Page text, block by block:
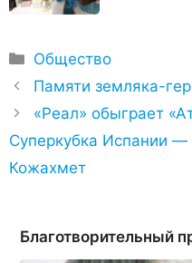
Рубрики
Общество
Памяти земляка-
«Реал» обыграет
Суперкубка Испании —
Кожахмет
Благотворительный